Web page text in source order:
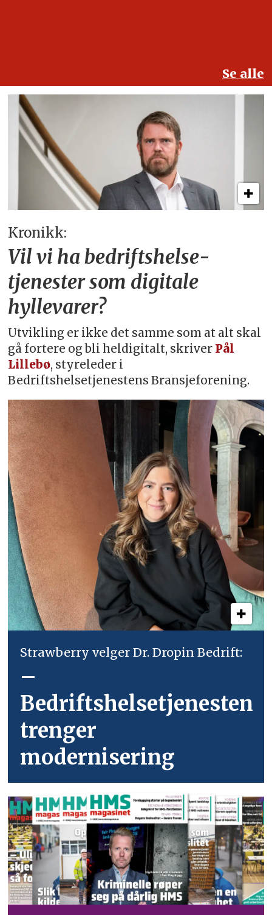
Se alle
Kronikk:
Vil vi ha bedriftshelse­
tjenester som digitale
hyllevarer?
Utvikling er ikke det samme som at alt skal
gå fortere og bli heldigitalt, skriver Pål
Lillebø, styreleder i
Bedriftshelsetjenestens Bransjeforening.
Strawberry velger Dr. Dropin Bedrift:
–
Bedriftshelsetjenesten
trenger
modernisering